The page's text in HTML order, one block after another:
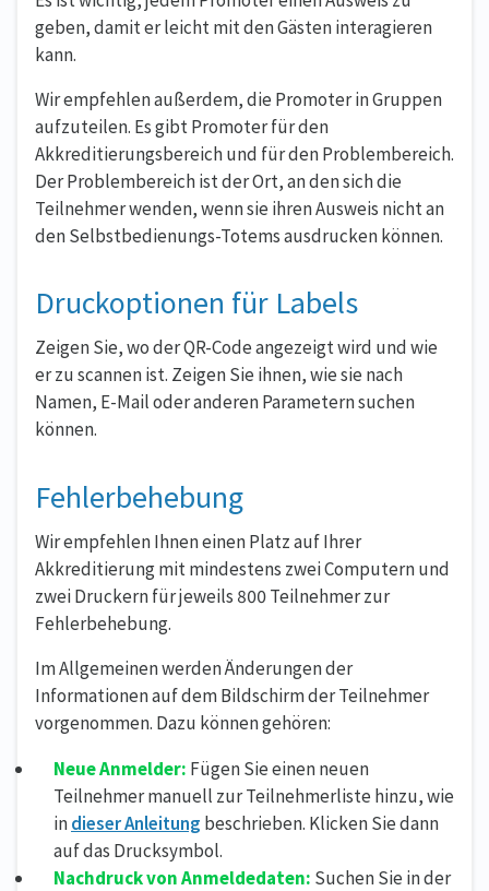
geben, damit er leicht mit den Gästen interagieren
kann.
Wir empfehlen außerdem, die Promoter in Gruppen
aufzuteilen. Es gibt Promoter für den
Akkreditierungsbereich und für den Problembereich.
Der Problembereich ist der Ort, an den sich die
Teilnehmer wenden, wenn sie ihren Ausweis nicht an
den Selbstbedienungs-Totems ausdrucken können.
Druckoptionen für Labels
Zeigen Sie, wo der QR-Code angezeigt wird und wie
er zu scannen ist. Zeigen Sie ihnen, wie sie nach
Namen, E-Mail oder anderen Parametern suchen
können.
Fehlerbehebung
Wir empfehlen Ihnen einen Platz auf Ihrer
Akkreditierung mit mindestens zwei Computern und
zwei Druckern für jeweils 800 Teilnehmer zur
Fehlerbehebung.
Im Allgemeinen werden Änderungen der
Informationen auf dem Bildschirm der Teilnehmer
vorgenommen. Dazu können gehören:
Neue Anmelder: Fügen Sie einen neuen
Teilnehmer manuell zur Teilnehmerliste hinzu, wie
indieser Anleitung beschrieben. Klicken Sie dann
auf das Drucksymbol.
Nachdruck von Anmeldedaten: Suchen Sie in der